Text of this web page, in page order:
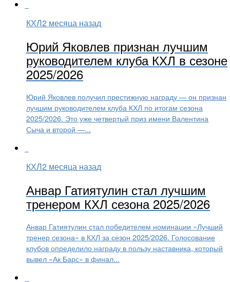
КХЛ2 месяца назад
Юрий Яковлев признан лучшим
руководителем клуба КХЛ в сезоне
2025/2026
Юрий Яковлев получил престижную награду — он признан
лучшим руководителем клуба КХЛ по итогам сезона
2025/2026. Это уже четвертый приз имени Валентина
Сыча и второй —...
КХЛ2 месяца назад
Анвар Гатиятулин стал лучшим
тренером КХЛ сезона 2025/2026
Анвар Гатиятулин стал победителем номинации «Лучший
тренер сезона» в КХЛ за сезон 2025/2026. Голосование
клубов определило награду в пользу наставника, который
вывел «Ак Барс» в финал...